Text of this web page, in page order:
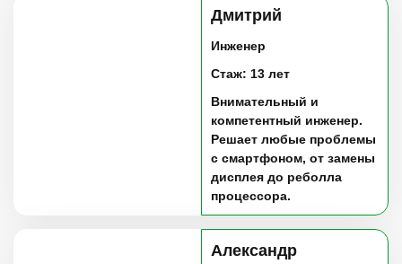
Дмитрий
Инженер
Стаж: 13 лет
Внимательный и
компетентный инженер.
Решает любые проблемы
с смартфоном, от замены
дисплея до реболла
процессора.
Александр